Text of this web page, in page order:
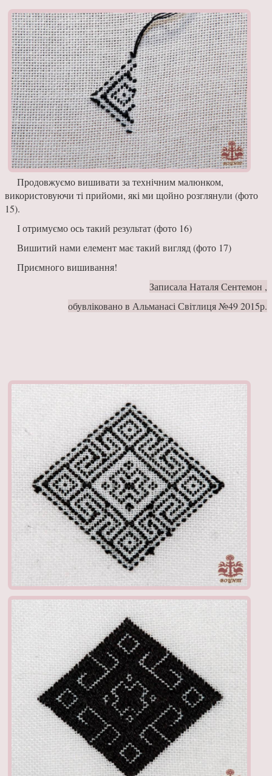
Продовжуємо вишивати за технічним малюнком,
використовуючи ті прийоми, які ми щойно розглянули (фото
15).
І отримуємо ось такий результат (фото 16)
Вишитий нами елемент має такий вигляд (фото 17)
Приємного вишивання!
Записала Наталя Сентемон ,
обувліковано в Альманасі Світлиця №49 2015р.